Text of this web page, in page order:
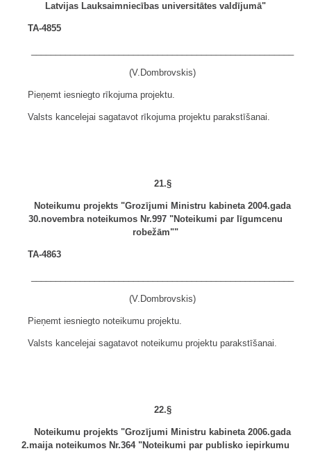
Latvijas Lauksaimniecības universitātes valdījumā"
TA-4855
(V.Dombrovskis)
Pieņemt iesniegto rīkojuma projektu.
Valsts kancelejai sagatavot rīkojuma projektu parakstīšanai.
21.§
Noteikumu projekts "Grozījumi Ministru kabineta 2004.gada
30.novembra noteikumos Nr.997 "Noteikumi par līgumcenu
robežām""
TA-4863
(V.Dombrovskis)
Pieņemt iesniegto noteikumu projektu.
Valsts kancelejai sagatavot noteikumu projektu parakstīšanai.
22.§
Noteikumu projekts "Grozījumi Ministru kabineta 2006.gada
2.maija noteikumos Nr.364 "Noteikumi par publisko iepirkumu